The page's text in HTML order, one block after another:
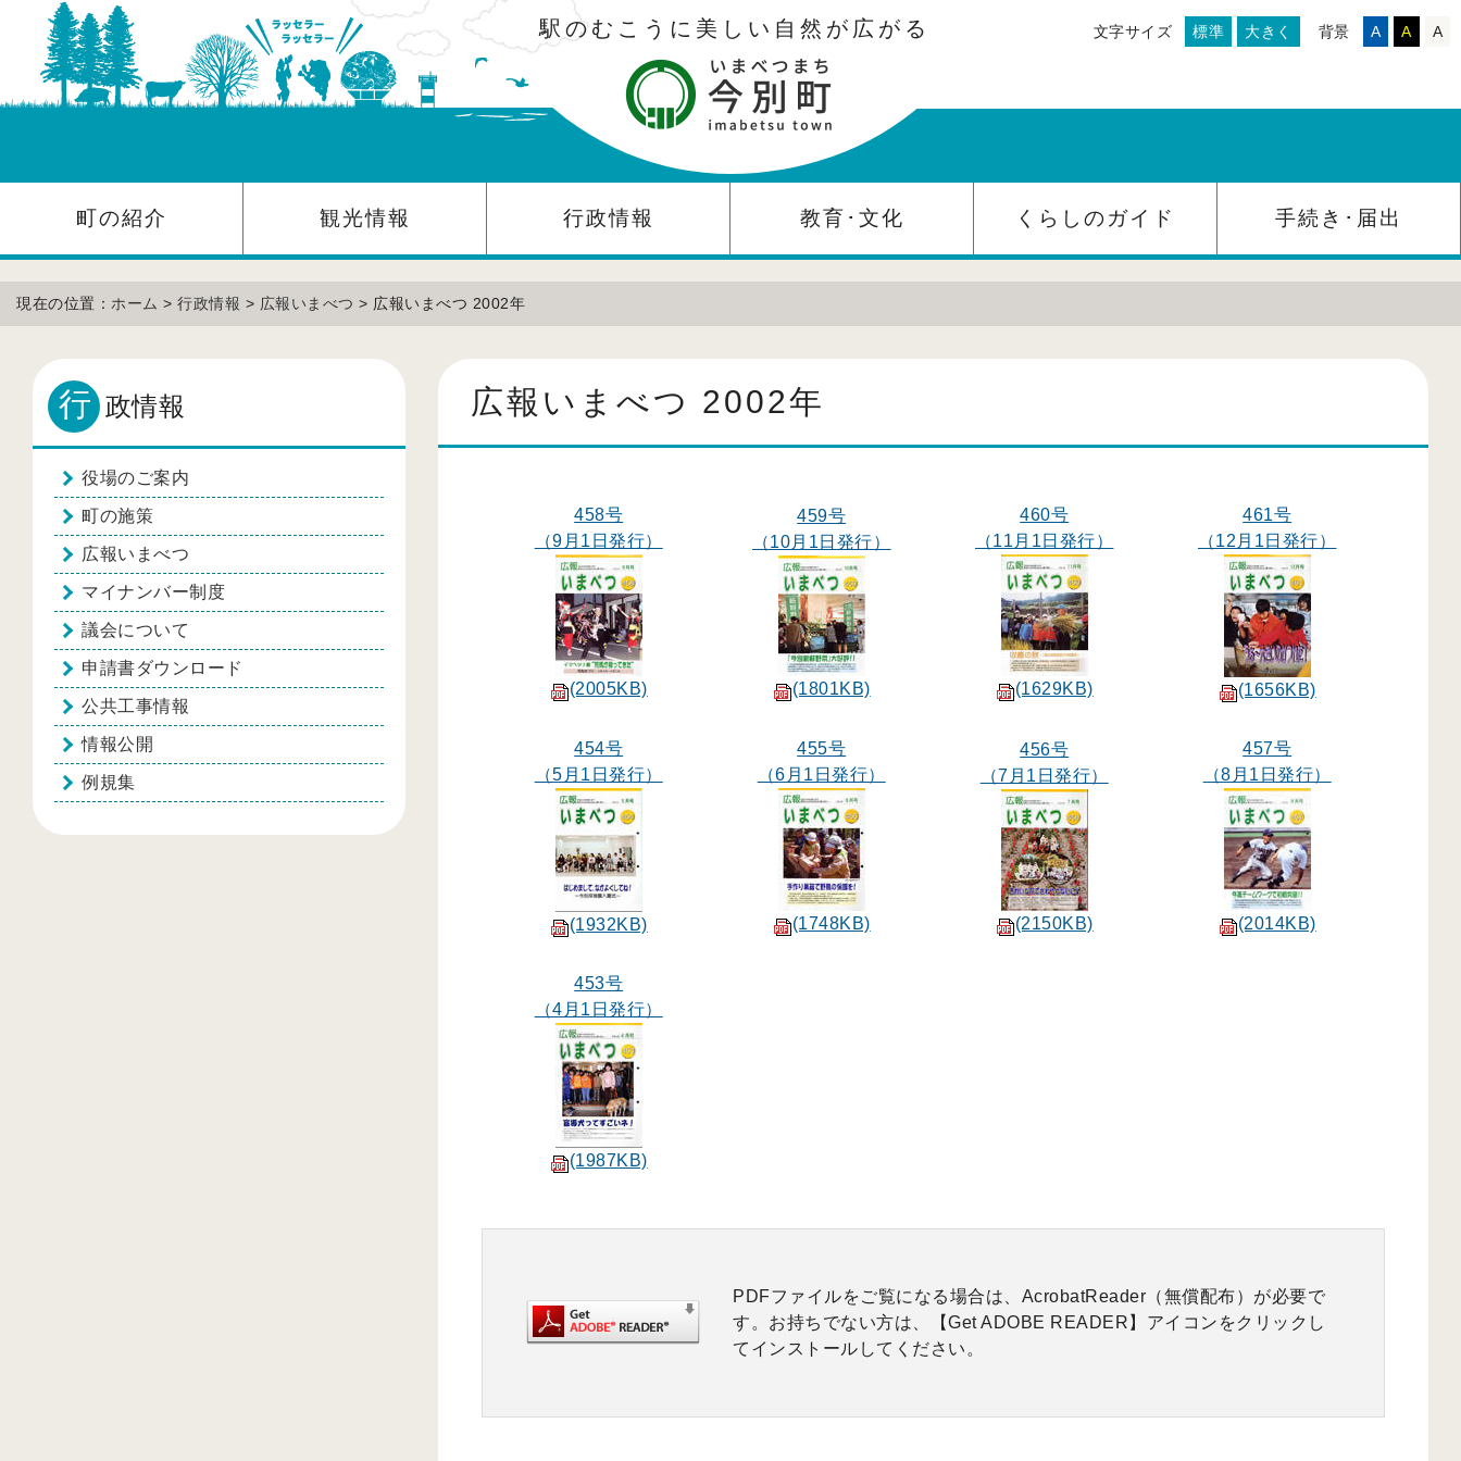
背景 A A A
文字サイズ 標準 大きく
駅のむこうに美しい自然が広がる
町の紹介 観光情報 行政情報 教育･文化 くらしのガイド 手続き･届出
現在の位置： ホーム > 行政情報 > 広報いまべつ > 広報いまべつ 2002年
広報いまべつ 2002年
458号
（9月1日発行）
(2005KB)
459号
（10月1日発行）
(1801KB)
460号
（11月1日発行）
(1629KB)
461号
（12月1日発行）
(1656KB)
454号
（5月1日発行）
(1932KB)
455号
（6月1日発行）
(1748KB)
456号
（7月1日発行）
(2150KB)
457号
（8月1日発行）
(2014KB)
453号
（4月1日発行）
(1987KB)
PDFファイルをご覧になる場合は、AcrobatReader（無償配布）が必要で
す。お持ちでない方は、【Get ADOBE READER】アイコンをクリックし
てインストールしてください。
行 政情報
役場のご案内
町の施策
広報いまべつ
マイナンバー制度
議会について
申請書ダウンロード
公共工事情報
情報公開
例規集